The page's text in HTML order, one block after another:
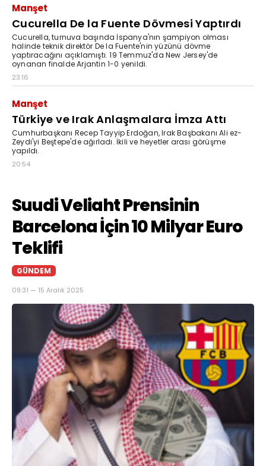
Manşet
Cucurella De la Fuente Dövmesi Yaptırdı
Cucurella, turnuva başında İspanya'nın şampiyon olması
halinde teknik direktör De la Fuente'nin yüzünü dövme
yaptıracağını açıklamıştı. 19 Temmuz'da New Jersey'de
oynanan finalde Arjantin 1-0 yenildi.
23:16
Manşet
Türkiye ve Irak Anlaşmalara İmza Attı
Cumhurbaşkanı Recep Tayyip Erdoğan, Irak Başbakanı Ali ez-
Zeydi'yi Beştepe'de ağırladı. İkili ve heyetler arası görüşme
yapıldı.
20:54